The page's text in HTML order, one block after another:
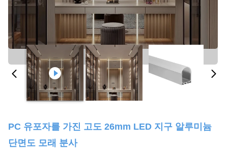
PC 유포자를 가진 고도 26mm LED 지구 알루미늄
단면도 모래 분사